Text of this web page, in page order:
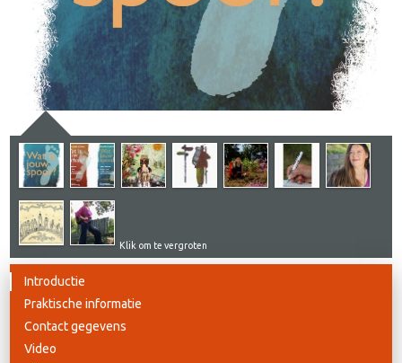
Klik om te vergroten
Introductie
Praktische informatie
Contact gegevens
Video